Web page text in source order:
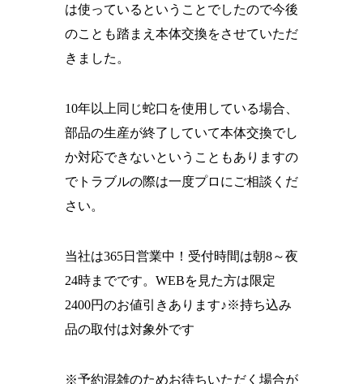
は使っているということでしたので今後
のことも踏まえ本体交換をさせていただ
きました。
10年以上同じ蛇口を使用している場合、
部品の生産が終了していて本体交換でし
か対応できないということもありますの
でトラブルの際は一度プロにご相談くだ
さい。
当社は365日営業中！受付時間は朝8～夜
24時までです。WEBを見た方は限定
2400円のお値引きあります♪※持ち込み
品の取付は対象外です
※予約混雑のためお待ちいただく場合が